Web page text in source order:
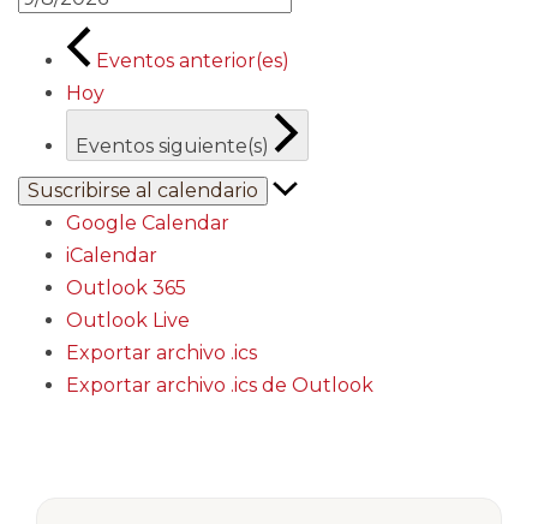
Eventos anterior(es)
Hoy
Eventos siguiente(s)
Suscribirse al calendario
Google Calendar
iCalendar
Outlook 365
Outlook Live
Exportar archivo .ics
Exportar archivo .ics de Outlook